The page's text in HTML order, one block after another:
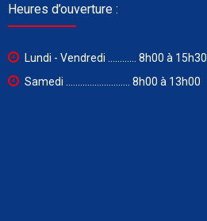
Heures d’ouverture :
Lundi - Vendredi ............ 8h00 à 15h30
Samedi ........................... 8h00 à 13h00